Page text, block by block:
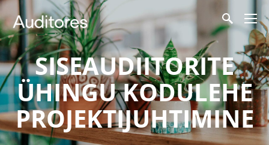
SISEAUDIITORITE
ÜHINGU KODULEHE
PROJEKTIJUHTIMINE